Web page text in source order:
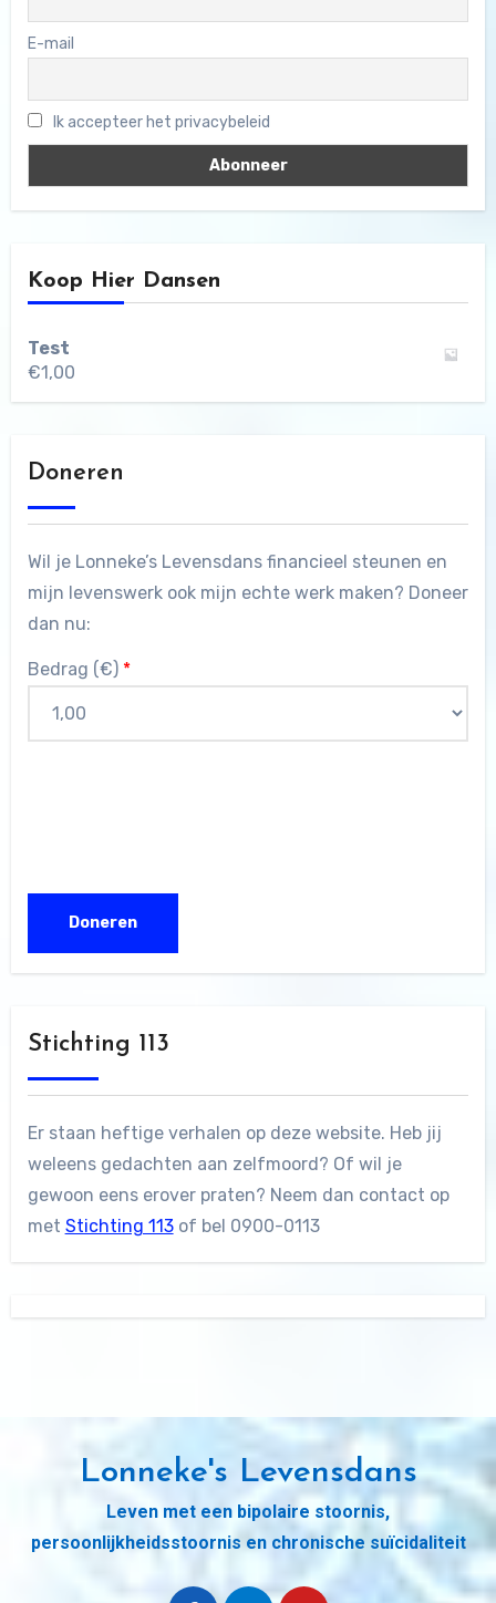
E-mail
Ik accepteer het privacybeleid
Koop Hier Dansen
Test
€1,00
Doneren
Wil je Lonneke’s Levensdans financieel steunen en
mijn levenswerk ook mijn echte werk maken? Doneer
dan nu:
Bedrag (€) *
Stichting 113
Er staan heftige verhalen op deze website. Heb jij
weleens gedachten aan zelfmoord? Of wil je
gewoon eens erover praten? Neem dan contact op
met Stichting 113of bel 0900-0113
Lonneke's Levensdans
Leven met een bipolaire stoornis,
persoonlijkheidsstoornis en chronische suïcidaliteit